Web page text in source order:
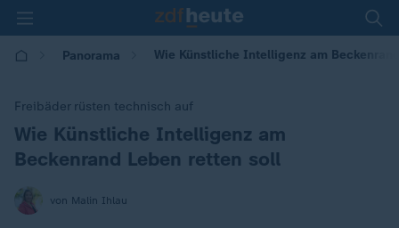
Panorama Wie Künstliche Intelligenz am
Freibäder rüsten technisch auf
:
Wie Künstliche Intelligenz am
Beckenrand Leben retten soll
von Malin Ihlau